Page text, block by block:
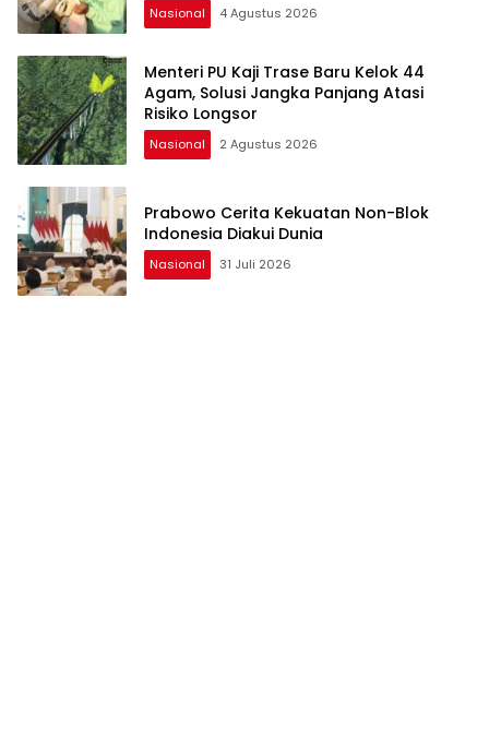
Nasional 4 Agustus 2026
Menteri PU Kaji Trase Baru Kelok 44
Agam, Solusi Jangka Panjang Atasi
Risiko Longsor
Nasional 2 Agustus 2026
Prabowo Cerita Kekuatan Non-Blok
Indonesia Diakui Dunia
Nasional 31 Juli 2026